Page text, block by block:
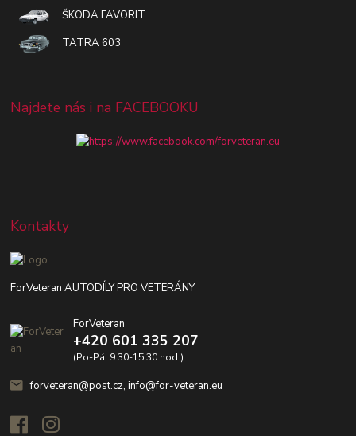
ŠKODA FAVORIT
TATRA 603
Najdete nás i na FACEBOOKU
Kontakty
ForVeteran AUTODÍLY PRO VETERÁNY
ForVeteran
+420 601 335 207
(Po-Pá, 9:30-15:30 hod.)
forveteran@post.cz, info@for-veteran.eu